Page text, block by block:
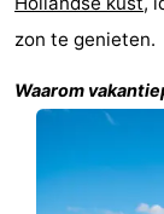
aan
Zee
Schoorlse
Duinen
-
Scorleduyn
Last
Zien
zon te genieten.
Waarom